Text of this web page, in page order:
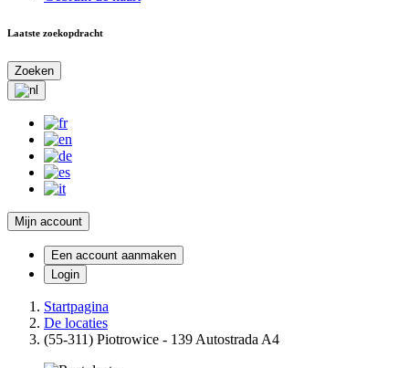
Laatste zoekopdracht
Zoeken
Mijn account
Een account aanmaken
Login
Startpagina
De locaties
(55-311) Piotrowice - 139 Autostrada A4